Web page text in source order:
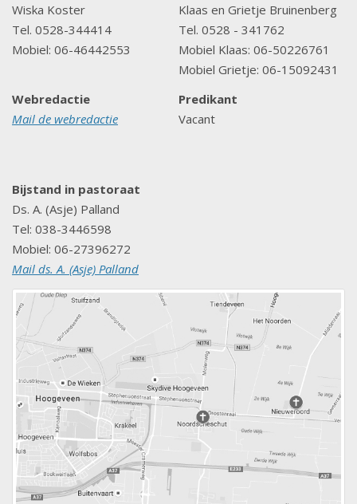
Wiska Koster
Tel. 0528-344414
Mobiel: 06-46442553
Klaas en Grietje Bruinenberg
Tel. 0528 - 341762
Mobiel Klaas: 06-50226761
Mobiel Grietje: 06-15092431
Webredactie
Mail de webredactie
Predikant
Vacant
Bijstand in pastoraat
Ds. A. (Asje) Palland
Tel: 038-3446598
Mobiel: 06-27396272
Mail ds. A. (Asje) Palland